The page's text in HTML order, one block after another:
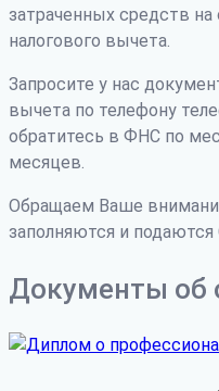
затраченных средств
налогового вычета.
Запросите у нас
вычета по телефону
обратитесь в ФНС по
месяцев.
Обращаем Ваше
заполняются и
Документы об